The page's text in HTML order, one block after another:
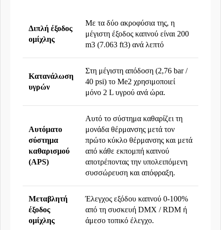
Διπλή έξοδος
ομίχλης
Με τα δύο ακροφύσια της, η
μέγιστη έξοδος καπνού είναι 200
m3 (7.063 ft3) ανά λεπτό
Κατανάλωση
υγρών
Στη μέγιστη απόδοση (2,76 bar /
40 psi) το Me2 χρησιμοποιεί
μόνο 2 L υγρού ανά ώρα.
Αυτόματο
σύστημα
καθαρισμού
(APS)
Αυτό το σύστημα καθαρίζει τη
μονάδα θέρμανσης μετά τον
πρώτο κύκλο θέρμανσης και μετά
από κάθε εκπομπή καπνού
αποτρέποντας την υπολειπόμενη
συσσώρευση και απόφραξη.
Μεταβλητή
έξοδος
ομίχλης
Έλεγχος εξόδου καπνού 0-100%
από τη συσκευή DMX / RDM ή
άμεσο τοπικό έλεγχο.